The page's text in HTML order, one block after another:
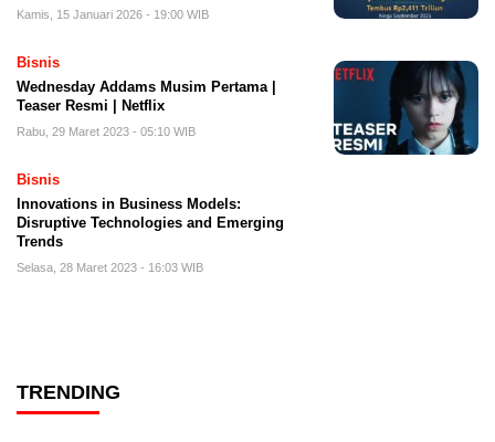
Kamis, 15 Januari 2026 - 19:00 WIB
Bisnis
Wednesday Addams Musim Pertama |
Teaser Resmi | Netflix
Rabu, 29 Maret 2023 - 05:10 WIB
Bisnis
Innovations in Business Models:
Disruptive Technologies and Emerging
Trends
Selasa, 28 Maret 2023 - 16:03 WIB
TRENDING